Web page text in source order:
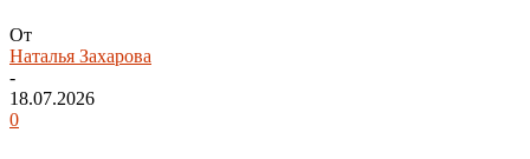
От
Наталья Захарова
-
18.07.2026
0